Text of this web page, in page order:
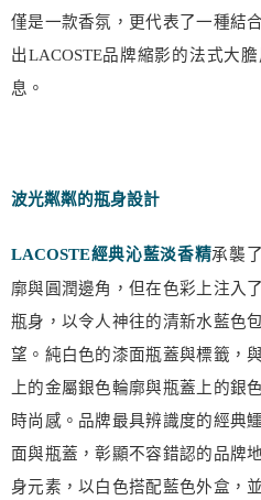
僅是一款香氛，更代表了一種結
出LACOSTE品牌縮影的法式大
息。
波光粼粼的瓶身設計
LACOSTE經典沁藍淡香精承襲了
廓與圓潤邊角，但在色彩上注入
瓶身，以令人神往的清新水藍色
望。純白色的漆面瓶蓋與標籤，
上的金屬銀色輪廓與瓶蓋上的銀
時尚感。品牌最具辨識度的經典
面與瓶蓋，彰顯不容錯認的品牌
身元素，以白色搭配藍色外盒，